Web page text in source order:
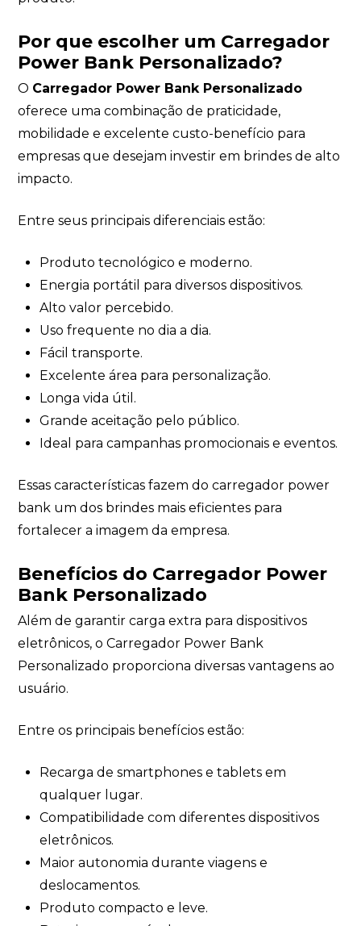
Por que escolher um Carregador
Power Bank Personalizado?
O Carregador Power Bank Personalizado
oferece uma combinação de praticidade,
mobilidade e excelente custo-benefício para
empresas que desejam investir em brindes de alto
impacto.
Entre seus principais diferenciais estão:
Produto tecnológico e moderno.
Energia portátil para diversos dispositivos.
Alto valor percebido.
Uso frequente no dia a dia.
Fácil transporte.
Excelente área para personalização.
Longa vida útil.
Grande aceitação pelo público.
Ideal para campanhas promocionais e eventos.
Essas características fazem do carregador power
bank um dos brindes mais eficientes para
fortalecer a imagem da empresa.
Benefícios do Carregador Power
Bank Personalizado
Além de garantir carga extra para dispositivos
eletrônicos, o Carregador Power Bank
Personalizado proporciona diversas vantagens ao
usuário.
Entre os principais benefícios estão:
Recarga de smartphones e tablets em
qualquer lugar.
Compatibilidade com diferentes dispositivos
eletrônicos.
Maior autonomia durante viagens e
deslocamentos.
Produto compacto e leve.